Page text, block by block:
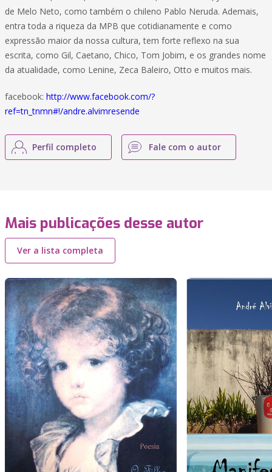
de Melo Neto, como também o chileno Pablo Neruda. Ademais,
entra toda a riqueza da MPB que cotidianamente e como
expressão maior da nossa cultura, tem forte reflexo na sua
escrita, como Gil, Caetano, Chico, Tom Jobim, e os grandes nome
da atualidade, como Lenine, Zeca Baleiro, Otto e muitos mais.
facebook: http://www.facebook.com/?
ref=tn_tnmn#!/andre.alvimresende
Perfil completo Fale com o autor
Mais publicações desse autor
Ver a lista completa